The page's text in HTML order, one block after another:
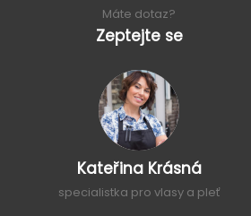
Máte dotaz?
Zeptejte se
Kateřina Krásná
specialistka pro vlasy a pleť